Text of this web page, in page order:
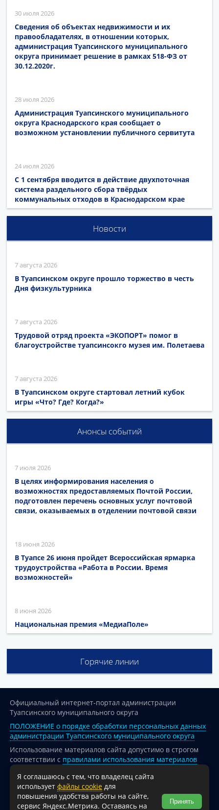
30 июля 2026
Сведения об объектах недвижимости и их
правообладателях, в отношении которых,
администрация Туапсинского муниципального
округа принимает решение в рамках 518-ФЗ от
30.12.2020г.
28 июля 2026
Администрация Туапсинского муниципального
округа Краснодарского края сообщает о
возможном установлении публичного сервитута
24 июля 2026
С 1 сентября вводится в действие двухпоточная
система раздельного сбора твёрдых
коммунальных отходов в Краснодарском крае
Новости
7 августа 2026
В Туапсинском округе прошло торжество в честь
Дня физкультурника
7 августа 2026
Трудовой отряд проекта «ЭКОПОРТ» помог в
благоустройстве туапсинсокго музея им. Полетаева
7 августа 2026
В Туапсинском округе стартовал летний кубок
игры «Что? Где? Когда?»
Анонсы событий
7 июля 2026
В целях информирования населения о
возможностях предоставляемых Почтой России,
подготовлен перечень основных услуг почтовой
связи, оказываемых в отделении почтовой связи
18 июня 2026
В Туапсе 26 июня пройдет Всероссийская ярмарка
трудоустройства «Работа в России. Время
возможностей»
8 июня 2026
Национальная премия «МедиаПоле»
Горячие линии
Официальный интернет-портал администрации
Туапсинского муниципального округа
ПОЛОЖЕНИЕ о порядке обработки персональных данных
администрации Туапсинского муниципального округа
Использование материалов сайта допустимо в строгом
соответствии с правилами использования материалов
опубликованных на сайте
При перепечатке и использовании информации ссылка
на источник обязательна.
Для сайтов и страниц сети Интернет обязательна
Я соглашаюсь с тем, что владелец сайта
использует файлы cookie для
повышения удобства работы на сайте,
сервис Яндекс.Метрика. Оставаясь на
Принять